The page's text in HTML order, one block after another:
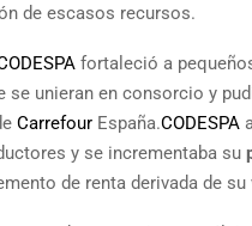
de escasos recursos.
fortaleció a
se unieran en consorcio y
Carrefour España.CODESPA
y se incrementaba su
de renta derivada de